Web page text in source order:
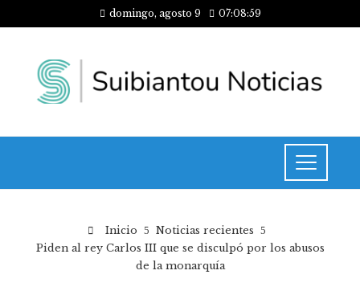
domingo, agosto 9 07:08:59
Inicio
Noticias recientes
Piden al rey Carlos III que se disculpó por los abusos
de la monarquía